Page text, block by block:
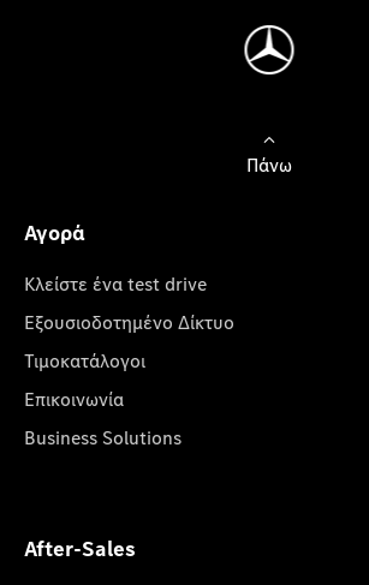
Πάνω
Αγορά
Κλείστε ένα test drive
Εξουσιοδοτημένο Δίκτυο
Τιμοκατάλογοι
Επικοινωνία
Business Solutions
After-Sales